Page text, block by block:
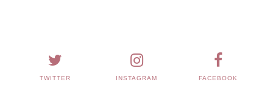
TWITTER INSTAGRAM FACEBOOK